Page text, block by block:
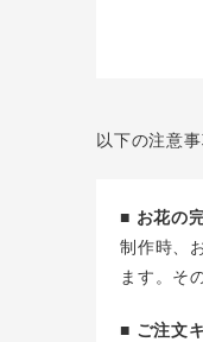
以下の注意
■ お花の
制作時、
ます。そ
■ ご注文